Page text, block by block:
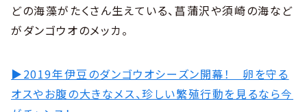
どの海藻がたくさん生えている、菖蒲沢や須崎の海など
がダンゴウオのメッカ。
▶2019年伊豆のダンゴウオシーズン開幕！ 卵を守る
オスやお腹の大きなメス、珍しい繁殖行動を見るなら今